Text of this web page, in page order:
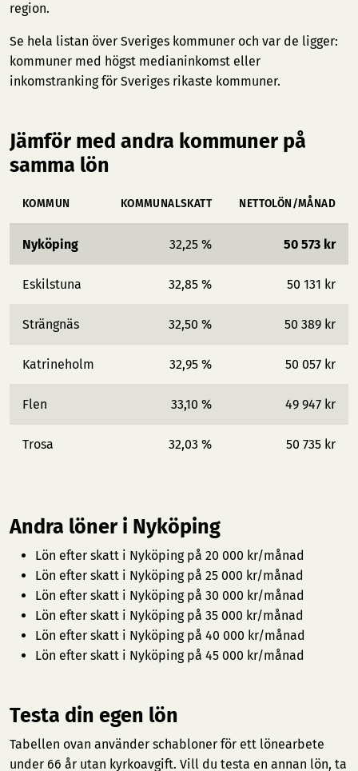
region.
Se hela listan över Sveriges kommuner och var de ligger:
kommuner med högst medianinkomst eller
inkomstranking för Sveriges rikaste kommuner.
Jämför med andra kommuner på
samma lön
KOMMUN KOMMUNALSKATT NETTOLÖN/MÅNAD
Nyköping 32,25 % 50 573 kr
Eskilstuna 32,85 % 50 131 kr
Strängnäs 32,50 % 50 389 kr
Katrineholm 32,95 % 50 057 kr
Flen 33,10 % 49 947 kr
Trosa 32,03 % 50 735 kr
Andra löner i Nyköping
Lön efter skatt i Nyköping på 20 000 kr/månad
Lön efter skatt i Nyköping på 25 000 kr/månad
Lön efter skatt i Nyköping på 30 000 kr/månad
Lön efter skatt i Nyköping på 35 000 kr/månad
Lön efter skatt i Nyköping på 40 000 kr/månad
Lön efter skatt i Nyköping på 45 000 kr/månad
Testa din egen lön
Tabellen ovan använder schabloner för ett lönearbete
under 66 år utan kyrkoavgift. Vill du testa en annan lön, ta